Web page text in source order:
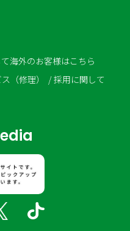
海外のお客様はこちら
（修理）
採用に関して